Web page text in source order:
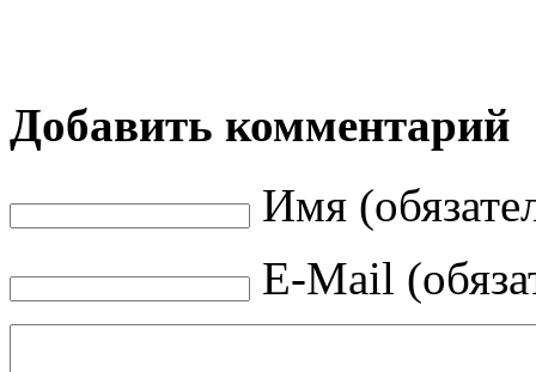
Добавить комментарий
Имя
E-Mail